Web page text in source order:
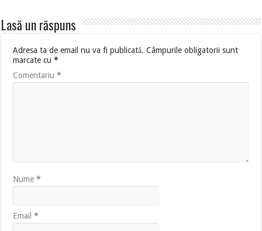
Lasă un răspuns
Adresa ta de email nu va fi publicată. Câmpurile obligatorii sunt
marcate cu*
Comentariu*
Nume*
Email*